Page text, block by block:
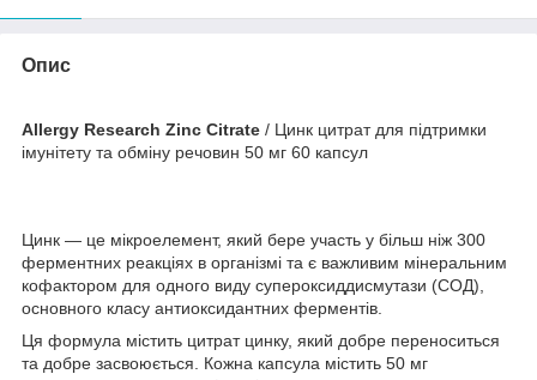
Опис
Allergy Research Zinc Citrate / Цинк цитрат для підтримки
імунітету та обміну речовин 50 мг 60 капсул
Цинк — це мікроелемент, який бере участь у більш ніж 300
ферментних реакціях в організмі та є важливим мінеральним
кофактором для одного виду супероксиддисмутази (СОД),
основного класу антиоксидантних ферментів.
Ця формула містить цитрат цинку, який добре переноситься
та добре засвоюється. Кожна капсула містить 50 мг